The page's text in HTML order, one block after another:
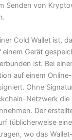
Senden von
Cold Wallet ist,
einem Gerät
ist. Bei
auf einem
Ohne
Netzwerk
Der
(üblicherweise
wo das